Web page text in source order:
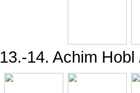
13.-14. Achim